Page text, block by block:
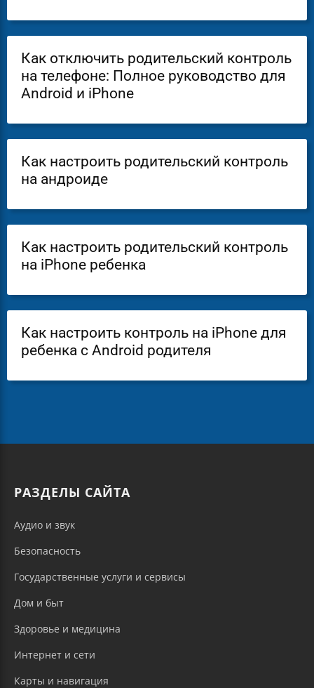
Как отключить родительский контроль
на телефоне: Полное руководство для
Android и iPhone
Как настроить родительский контроль
на андроиде
Как настроить родительский контроль
на iPhone ребенка
Как настроить контроль на iPhone для
ребенка с Android родителя
РАЗДЕЛЫ САЙТА
Аудио и звук
Безопасность
Государственные услуги и сервисы
Дом и быт
Здоровье и медицина
Интернет и сети
Карты и навигация